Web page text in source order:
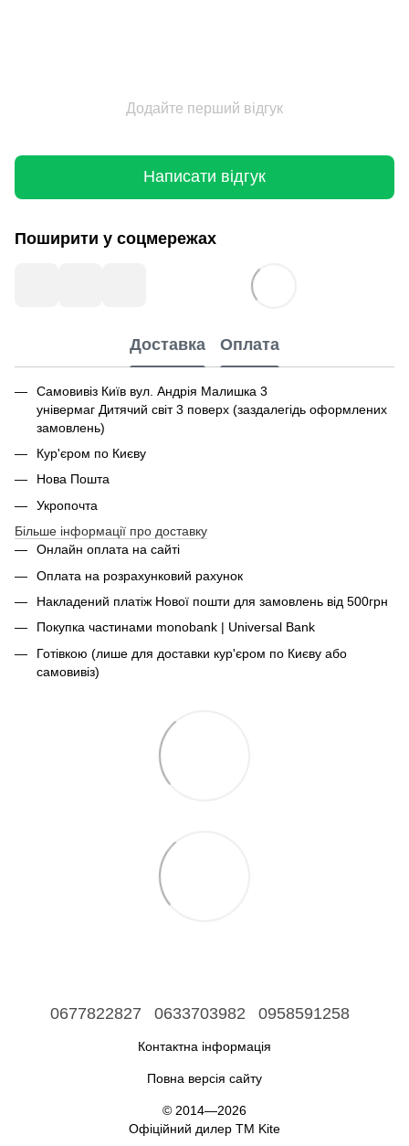
Додайте перший відгук
Написати відгук
Поширити у соцмережах
Доставка Оплата
Самовивіз Київ вул. Андрія Малишка 3
універмаг Дитячий світ 3 поверх (заздалегідь оформлених
замовлень)
Кур'єром по Києву
Нова Пошта
Укропочта
Більше інформації про доставку
Онлайн оплата на сайті
Оплата на розрахунковий рахунок
Накладений платіж Нової пошти для замовлень від 500грн
Покупка частинами monobank | Universal Bank
Готівкою (лише для доставки кур'єром по Києву або
самовивіз)
0677822827 0633703982 0958591258
Контактна інформація
Повна версія сайту
© 2014—2026
Офіційний дилер ТМ Kite